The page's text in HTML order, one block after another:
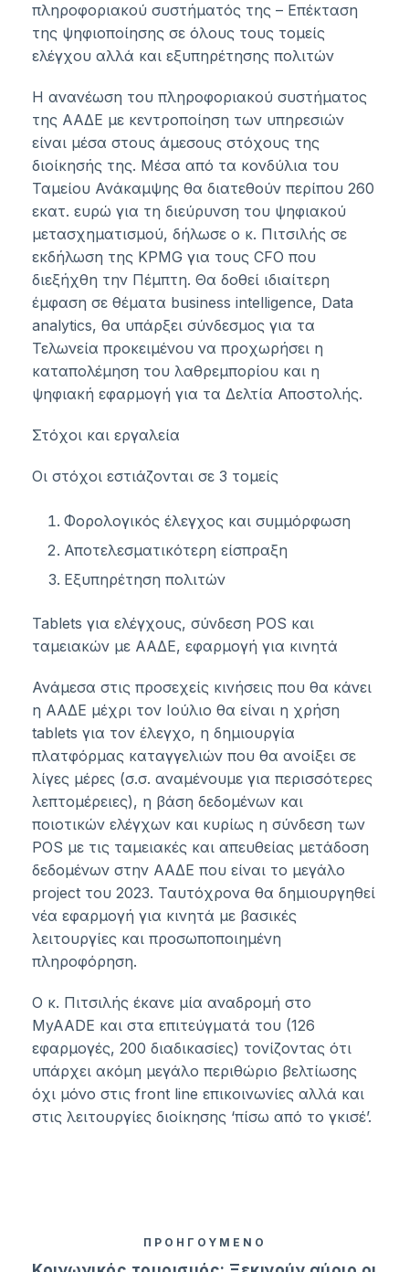
πληροφοριακού συστήματός της – Επέκταση
της ψηφιοποίησης σε όλους τους τομείς
ελέγχου αλλά και εξυπηρέτησης πολιτών
Η ανανέωση του πληροφοριακού συστήματος
της ΑΑΔΕ με κεντροποίηση των υπηρεσιών
είναι μέσα στους άμεσους στόχους της
διοίκησής της. Μέσα από τα κονδύλια του
Ταμείου Ανάκαμψης θα διατεθούν περίπου 260
εκατ. ευρώ για τη διεύρυνση του ψηφιακού
μετασχηματισμού, δήλωσε ο κ. Πιτσιλής σε
εκδήλωση της KPMG για τους CFO που
διεξήχθη την Πέμπτη. Θα δοθεί ιδιαίτερη
έμφαση σε θέματα business intelligence, Data
analytics, θα υπάρξει σύνδεσμος για τα
Τελωνεία προκειμένου να προχωρήσει η
καταπολέμηση του λαθρεμπορίου και η
ψηφιακή εφαρμογή για τα Δελτία Αποστολής.
Στόχοι και εργαλεία
Οι στόχοι εστιάζονται σε 3 τομείς
Φορολογικός έλεγχος και συμμόρφωση
Αποτελεσματικότερη είσπραξη
Εξυπηρέτηση πολιτών
Tablets για ελέγχους, σύνδεση POS και
ταμειακών με ΑΑΔΕ, εφαρμογή για κινητά
Ανάμεσα στις προσεχείς κινήσεις που θα κάνει
η ΑΑΔΕ μέχρι τον Ιούλιο θα είναι η χρήση
tablets για τον έλεγχο, η δημιουργία
πλατφόρμας καταγγελιών που θα ανοίξει σε
λίγες μέρες (σ.σ. αναμένουμε για περισσότερες
λεπτομέρειες), η βάση δεδομένων και
ποιοτικών ελέγχων και κυρίως η σύνδεση των
POS με τις ταμειακές και απευθείας μετάδοση
δεδομένων στην ΑΑΔΕ που είναι το μεγάλο
project του 2023. Ταυτόχρονα θα δημιουργηθεί
νέα εφαρμογή για κινητά με βασικές
λειτουργίες και προσωποποιημένη
πληροφόρηση.
Ο κ. Πιτσιλής έκανε μία αναδρομή στο
MyAADE και στα επιτεύγματά του (126
εφαρμογές, 200 διαδικασίες) τονίζοντας ότι
υπάρχει ακόμη μεγάλο περιθώριο βελτίωσης
όχι μόνο στις front line επικοινωνίες αλλά και
στις λειτουργίες διοίκησης ‘πίσω από το γκισέ’.
ΠΡΟΗΓΟΥΜΕΝΟ